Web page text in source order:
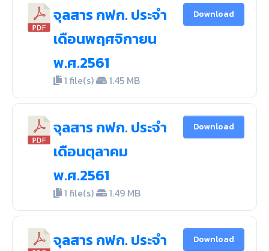
จุลสาร กฟก. ประจำ
เดือนพฤศจิกายน
พ.ศ.2561
1 file(s) 1.45 MB
Download
จุลสาร กฟก. ประจำ
เดือนตุลาคม
พ.ศ.2561
1 file(s) 1.49 MB
Download
จุลสาร กฟก. ประจำ
Download